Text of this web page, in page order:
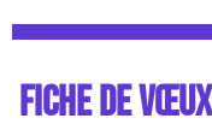
FICHE DE